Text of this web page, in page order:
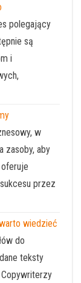
polegający
są
i
w
zasoby, aby
przez
wiedzieć
do
teksty